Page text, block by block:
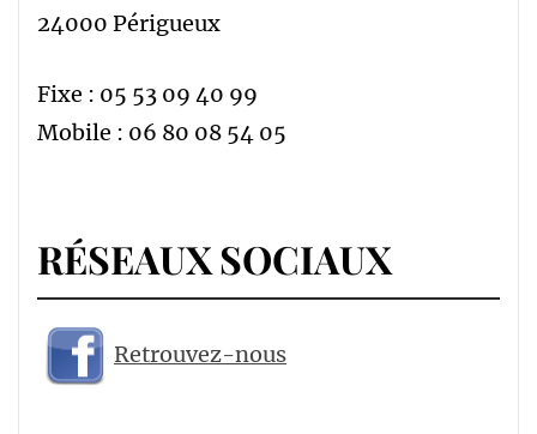
24000 Périgueux
Fixe : 05 53 09 40 99
Mobile : 06 80 08 54 05
RÉSEAUX SOCIAUX
Retrouvez-nous